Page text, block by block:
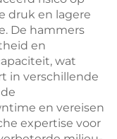
druk en lagere
De hammers
en
wat
in verschillende
en vereisen
expertise voor